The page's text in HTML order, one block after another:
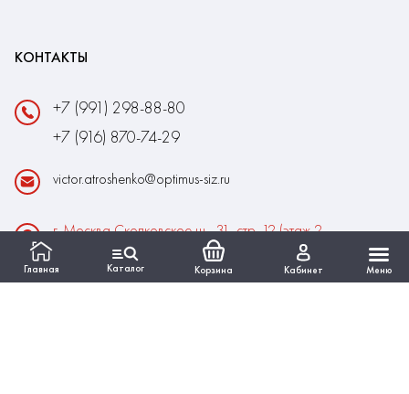
Главная Каталог Корзина Кабинет Меню
КОНТАКТЫ
+7 (991) 298-88-80
+7 (916) 870-74-29
victor.atroshenko@optimus-siz.ru
г. Москва Сколковское ш., 31, стр. 12 (этаж 2,
помещение 22)
Время работы: